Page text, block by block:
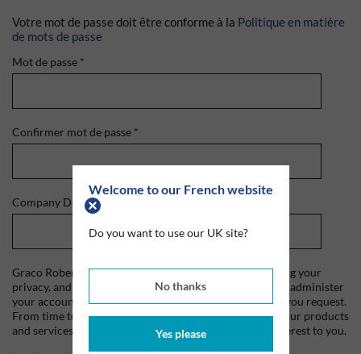
Welcome to our French website
Do you want to use our UK site?
No thanks
Yes please
Votre mot de passe doit être conforme à la Politique en matière
de mots de passe
Mot de passe *
Confirmer mot de passe *
Company Domain
Graco Roberts is committed to protecting and respecting your
privacy, and we'll only use your personal information to administer
your account and to provide the products and services you request.
From time to time, we would like to contact you about our products
and services, as well as other content that may be of interest to you.